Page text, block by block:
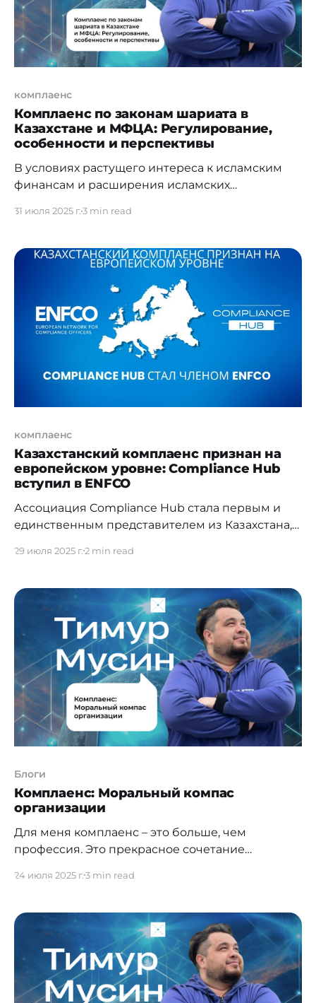
среды и прозрачности правил
комплаенс
Комплаенс по законам шариата в
Казахстане и МФЦА: Регулирование,
особенности и перспективы
В условиях растущего интереса к исламским
финансам и расширения исламских
исламского мира особую значимость
(Shariah Compliance). Казахстан,
позиционирующий себя как региональный
финансовый хаб, уже сделал важные шаги в
этом направлении, в том числе в рамках
юрисдикции Международного финансового
центра «Астана» (МФЦА). Однако,
31 июля 2025 г.3 min read
комплаенс
Казахстанский комплаенс признан на
европейском уровне: Compliance Hub
вступил в ENFCO
Ассоциация Compliance Hub стала первым и
единственным представителем из Казахстана,
пространства, вступившим в ENFCO (European
сеть комплаенс-организаций. Это историческое
событие подчеркивает высокий
профессиональный уровень,
институциональное доверие и международное
признание казахстанского комплаенс-
сообщества, представленного ассоциацией.
Ассоциация Compliance Hub – крупнейшее
профессиональное объединение ком
29 июля 2025 г.2 min read
Блоги
Комплаенс: Моральный компас
организации
Для меня комплаенс – это больше, чем
профессия. Это прекрасное сочетание
которой нужно идти. Если у бизнес-
можно больше денег, а для HR-подразделения
важен здоровый коллектив в организации, то
для комплаенс это возможность сделать все
правильно, корректно, справедливо.
Вспоминаются слова: «Не
24 июля 2025 г.3 min read